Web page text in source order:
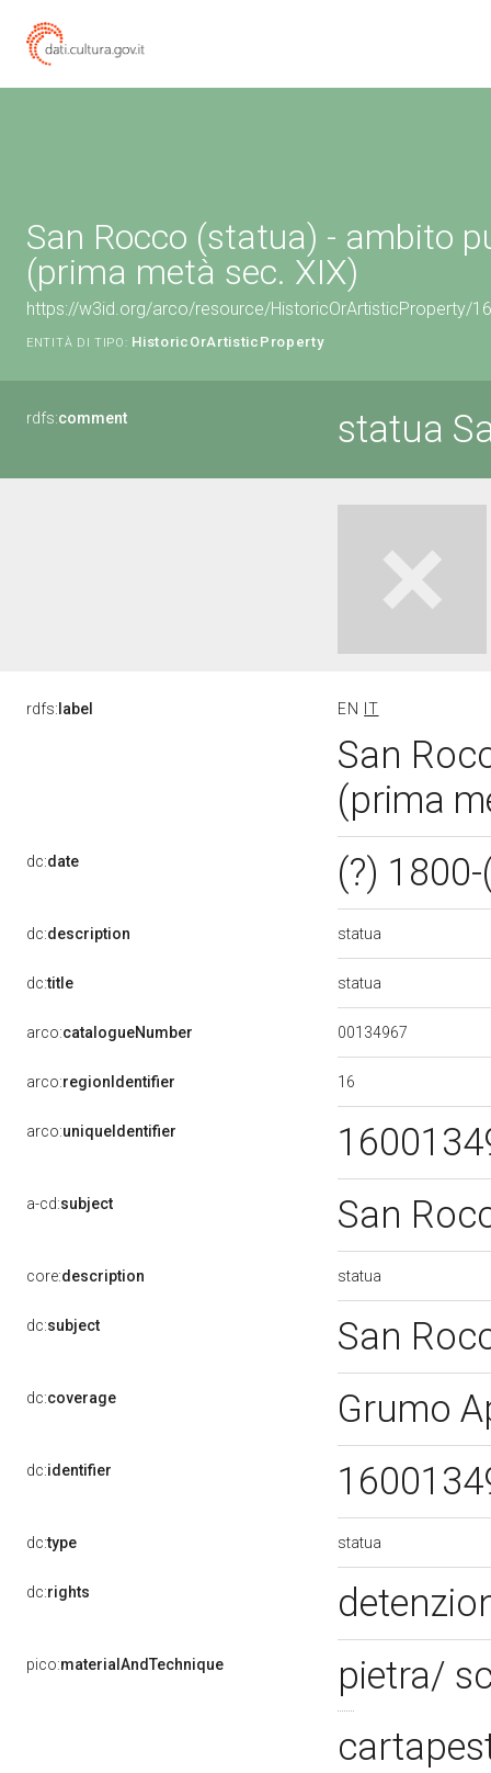
San Rocco (statua) - ambito
(prima metà sec. XIX)
https://w3id.org/arco/resource/HistoricOrArtisticProperty/
ENTITÀ DI TIPO: HistoricOrArtisticProperty
rdfs:comment statua
rdfs: label EN IT
San
(prima
dc:date (?)
dc:description statua
dc:title statua
arco:catalogueNumber 00134967
arco:regionIdentifier 16
arco:uniqueIdentifier
a-cd:subject San
core:description statua
dc:subject San
dc:coverage Grumo
dc:identifier
dc:type statua
dc:rights
pico:materialAndTechnique
pietra/